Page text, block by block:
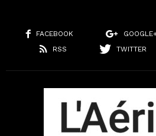
FACEBOOK
RSS
TWITTER